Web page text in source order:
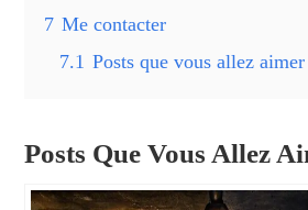
7 Me contacter
7.1 Posts que vous allez
Posts Que Vous Allez